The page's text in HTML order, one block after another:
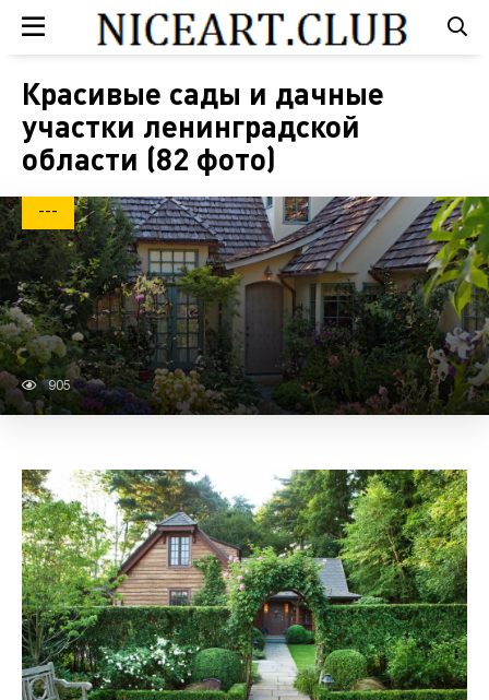
Красивые сады и дачные
участки ленинградской
области (82 фото)
---
905